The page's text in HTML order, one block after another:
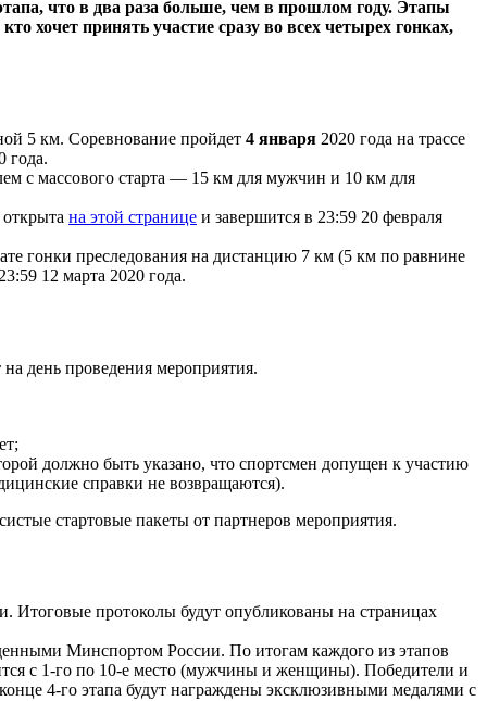
что в два раза больше, чем в прошлом году. Этапы
хочет принять участие сразу во всех четырех гонках,
5 км. Соревнование пройдет 4 января 2020 года на трассе
года.
с массового старта — 15 км для мужчин и 10 км для
на этой странице и завершится в 23:59 20 февраля
гонки преследования на дистанцию 7 км (5 км по равнине
12 марта 2020 года.
день проведения мероприятия.
должно быть указано, что спортсмен допущен к участию
справки не возвращаются).
стартовые пакеты от партнеров мероприятия.
Итоговые протоколы будут опубликованы на страницах
Минспортом России. По итогам каждого из этапов
с 1-го по 10-е место (мужчины и женщины). Победители и
4-го этапа будут награждены эксклюзивными медалями с